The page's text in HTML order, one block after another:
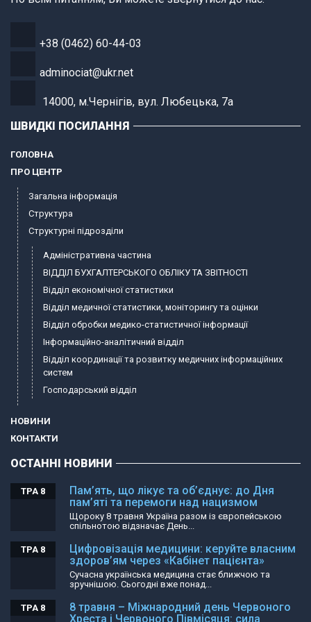
+38 (0462) 60-44-03
adminociat@ukr.net
14000, м.Чернігів, вул. Любецька, 7а
ШВИДКІ ПОСИЛАННЯ
ГОЛОВНА
ПРО ЦЕНТР
Загальна інформація
Структура
Структурні підрозділи
Адміністративна частина
ВІДДІЛ БУХГАЛТЕРСЬКОГО ОБЛІКУ ТА ЗВІТНОСТІ
Відділ економічної статистики
Відділ медичної статистики, моніторингу та оцінки
Відділ обробки медико-статистичної інформації
Інформаційно-аналітичний відділ
Відділ координації та розвитку медичних інформаційних
систем
Господарський відділ
НОВИНИ
КОНТАКТИ
ОСТАННІ НОВИНИ
Пам’ять, що лікує та об’єднує: до Дня
пам’яті та перемоги над нацизмом
ТРА 8
Щороку 8 травня Україна разом із європейською
спільнотою відзначає День...
Цифровізація медицини: керуйте власним
здоров’ям через «Кабінет пацієнта»
ТРА 8
Сучасна українська медицина стає ближчою та
зручнішою. Сьогодні вже понад...
8 травня – Міжнародний день Червоного
Хреста і Червоного Півмісяця: сила
ТРА 8